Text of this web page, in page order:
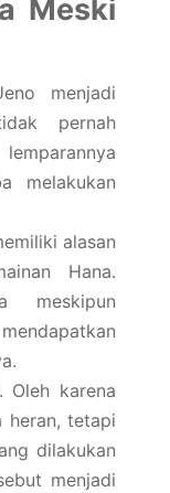
Meski
menjadi
pernah
melakukan
alasan
Hana.
meskipun
Oleh karena
heran, tetapi
dilakukan
menjadi